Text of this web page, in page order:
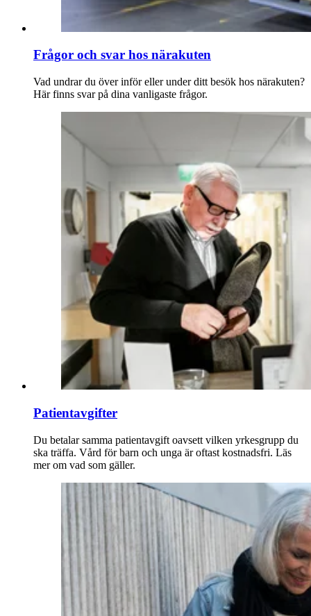
Frågor och svar hos närakuten
Vad undrar du över inför eller under ditt besök hos närakuten?
Här finns svar på dina vanligaste frågor.
Patientavgifter
Du betalar samma patientavgift oavsett vilken yrkesgrupp du
ska träffa. Vård för barn och unga är oftast kostnadsfri. Läs
mer om vad som gäller.